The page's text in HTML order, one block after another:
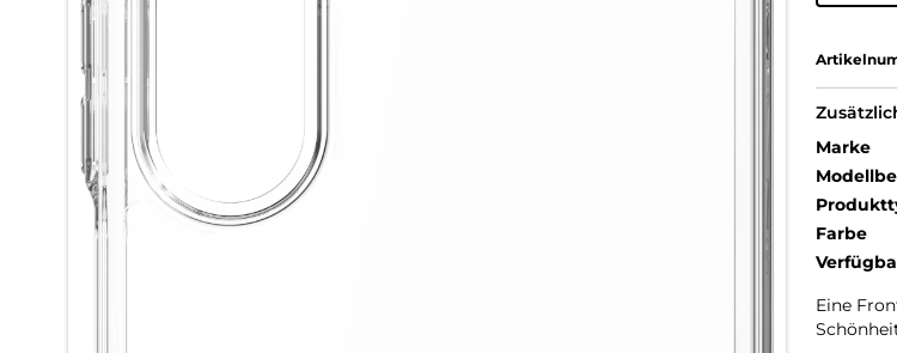
Marke
Farbe
Eine